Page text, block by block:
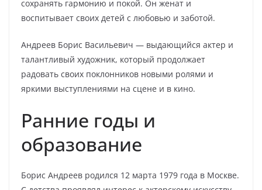
сохранять гармонию и покой. Он женат и
воспитывает своих детей с любовью и заботой.
Андреев Борис Васильевич — выдающийся актер и
талантливый художник, который продолжает
радовать своих поклонников новыми ролями и
яркими выступлениями на сцене и в кино.
Ранние годы и
образование
Борис Андреев родился 12 марта 1979 года в Москве.